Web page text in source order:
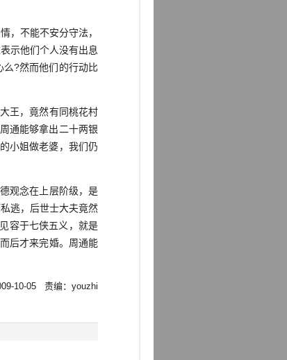
不能不安分守法，
示他们个人没有出息
么?然而他们的行动比
王，竟然有同桃花村
通能够拿出二十两银
小姐做老婆，我们仍
观念在上层阶级，是
逃，后世士大夫竟然
容于七侠五义，就是
后才来完婚。周通能
10-05 责编：youzhi